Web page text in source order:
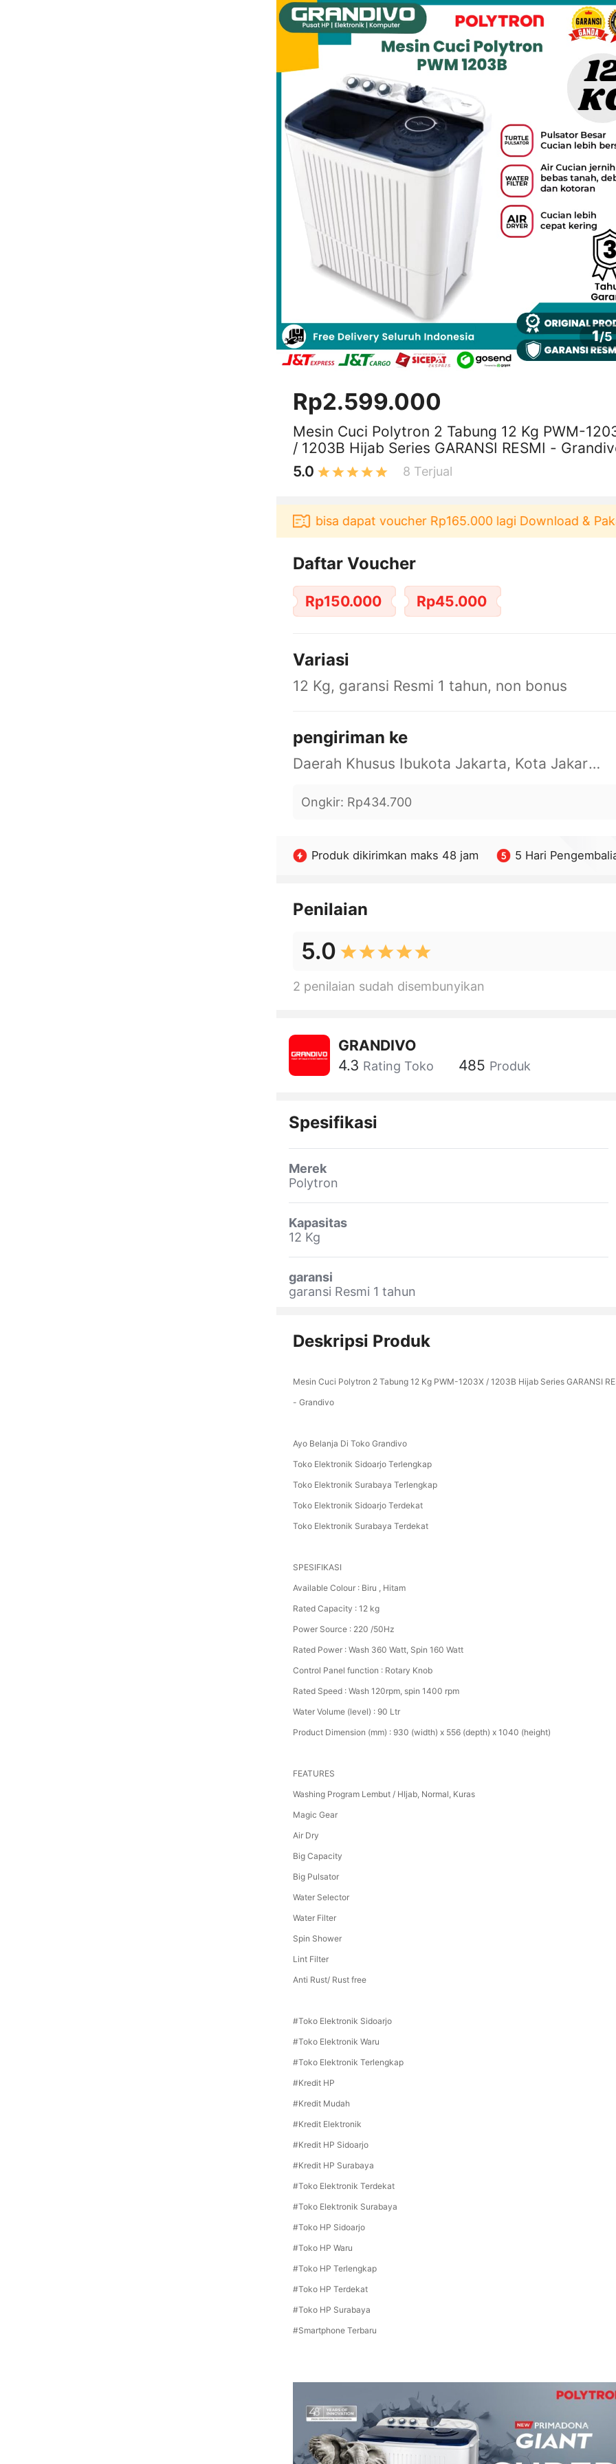
1/5
Rp2.599.000
Mesin Cuci Polytron 2 Tabung 12 Kg PWM-
/ 1203B Hijab Series GARANSI RESMI -
5.0
8 Terjual
Pengguna baru berbelanja di aplikasi Akulaku bisa dapat voucher Rp165.000 lagi Download & Pakai！
Daftar Voucher
Rp150.000 Rp45.000
Variasi
12 Kg, garansi Resmi 1 tahun, non bonus
pengiriman ke
Daerah Khusus Ibukota Jakarta, Kota Jakarta Barat, Cengkareng, yy
Ongkir: Rp434.700
Produk dikirimkan maks 48 jam 5 Hari
Penilaian
5.0
2 penilaian sudah disembunyikan
GRANDIVO
4.3 Rating Toko 485 Produk
Spesifikasi
Merek
Polytron
Kapasitas
12 Kg
garansi
garansi Resmi 1 tahun
Deskripsi Produk
Mesin Cuci Polytron 2 Tabung 12 Kg PWM-1203X / 1203B Hijab Series GARANSI
- Grandivo
Ayo Belanja Di Toko Grandivo
Toko Elektronik Sidoarjo Terlengkap
Toko Elektronik Surabaya Terlengkap
Toko Elektronik Sidoarjo Terdekat
Toko Elektronik Surabaya Terdekat
SPESIFIKASI
Available Colour : Biru , Hitam
Rated Capacity : 12 kg
Power Source : 220 /50Hz
Rated Power : Wash 360 Watt, Spin 160 Watt
Control Panel function : Rotary Knob
Rated Speed : Wash 120rpm, spin 1400 rpm
Water Volume (level) : 90 Ltr
Product Dimension (mm) : 930 (width) x 556 (depth) x 1040 (height)
FEATURES
Washing Program Lembut / HIjab, Normal, Kuras
Magic Gear
Air Dry
Big Capacity
Big Pulsator
Water Selector
Water Filter
Spin Shower
Lint Filter
Anti Rust/ Rust free
#Toko Elektronik Sidoarjo
#Toko Elektronik Waru
#Toko Elektronik Terlengkap
#Kredit HP
#Kredit Mudah
#Kredit Elektronik
#Kredit HP Sidoarjo
#Kredit HP Surabaya
#Toko Elektronik Terdekat
#Toko Elektronik Surabaya
#Toko HP Sidoarjo
#Toko HP Waru
#Toko HP Terlengkap
#Toko HP Terdekat
#Toko HP Surabaya
#Smartphone Terbaru